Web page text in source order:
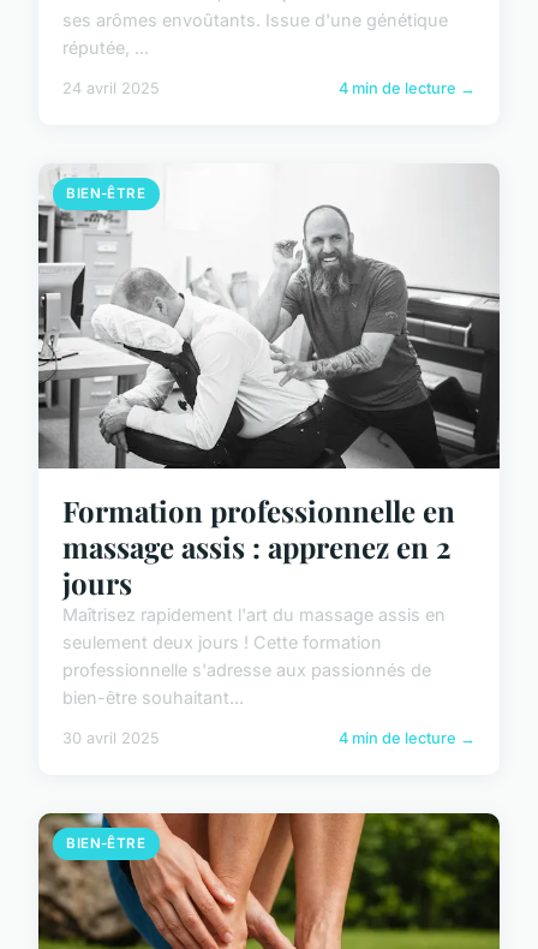
ses arômes envoûtants. Issue d'une génétique
réputée, ...
24 avril 2025 4 min de lecture →
BIEN-ÊTRE
Formation professionnelle en
massage assis : apprenez en 2
jours
Maîtrisez rapidement l'art du massage assis en
seulement deux jours ! Cette formation
professionnelle s'adresse aux passionnés de
bien-être souhaitant...
30 avril 2025 4 min de lecture →
BIEN-ÊTRE